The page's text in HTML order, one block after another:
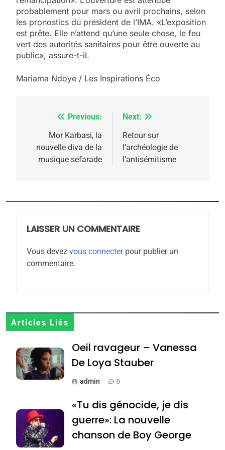
probablement pour mars ou avril prochains, selon
les pronostics du président de l’IMA. «L’exposition
est prête. Elle n’attend qu’une seule chose, le feu
vert des autorités sanitaires pour être ouverte au
public», assure-t-il.
Mariama Ndoye / Les Inspirations Éco
Navigation
l’article
Previous:
Mor Karbasi, la
nouvelle diva de la
musique sefarade
Next:
Retour sur
l’archéologie de
l’antisémitisme
LAISSER UN COMMENTAIRE
Vous devez vous connecterpour publier un
commentaire.
Articles Liés
Oeil ravageur – Vanessa
De Loya Stauber
admin 0
«Tu dis génocide, je dis
guerre»: La nouvelle
chanson de Boy George
2025, l’année la plus
rapport d’ADL contre
FRANCE ISRAÉL
6
Zrihen-Dvir
7
Jacques Hadida
JUDAISME
Maroc : Les amandes de
Tafraout, le miel de Tadla
Azilal consacrés produits
du terroir